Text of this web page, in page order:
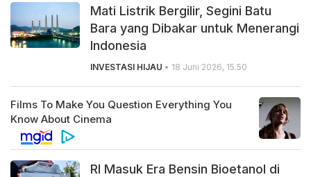
Mati Listrik Bergilir, Segini Batu
Bara yang Dibakar untuk Menerangi
Indonesia
INVESTASI HIJAU • 18 Juni 2026, 15.50
RI Masuk Era Bensin Bioetanol di